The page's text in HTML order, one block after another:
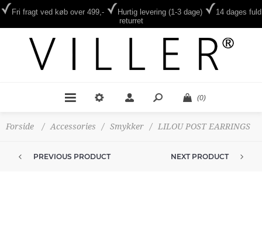
Fri fragt ved køb over 499,- Hurtig levering (1-3 dage)
14 dages fuld
returret
(0)
Forside / Accessories / Smykker / LILOU POST EARRINGS
PREVIOUS PRODUCT NEXT PRODUCT